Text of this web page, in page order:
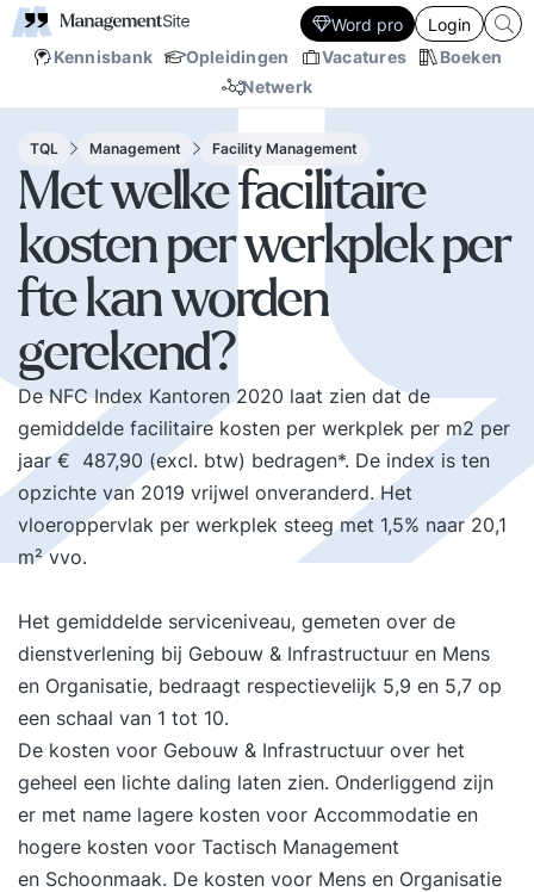
Kennisbank Opleidingen Vacatures
Boeken
Netwerk
Word pro Login
TQL Management Facility Management
Met welke facilitaire
kosten per werkplek per
fte kan worden
gerekend?
De NFC Index Kantoren 2020 laat zien dat de
gemiddelde facilitaire kosten per werkplek per m2 per
jaar € 487,90 (excl. btw) bedragen*. De index is ten
opzichte van 2019 vrijwel onveranderd. Het
vloeroppervlak per werkplek steeg met 1,5% naar 20,1
m² vvo.
Het gemiddelde serviceniveau, gemeten over de
dienstverlening bij Gebouw & Infrastructuur en Mens
en Organisatie, bedraagt respectievelijk 5,9 en 5,7 op
een schaal van 1 tot 10.
De kosten voor Gebouw & Infrastructuur over het
geheel een lichte daling laten zien. Onderliggend zijn
er met name lagere kosten voor Accommodatie en
hogere kosten voor Tactisch Management
en Schoonmaak. De kosten voor Mens en Organisatie